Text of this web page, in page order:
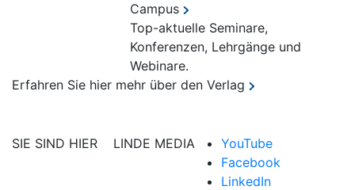
Campus
Top-aktuelle Seminare,
Konferenzen, Lehrgänge und
Webinare.
Erfahren Sie hier mehr über den Verlag
SIE SIND HIER LINDE MEDIA
YouTube
Facebook
LinkedIn